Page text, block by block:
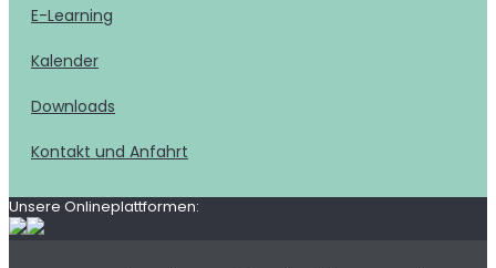
E-Learning
Kalender
Downloads
Kontakt und Anfahrt
Unsere Onlineplattformen: